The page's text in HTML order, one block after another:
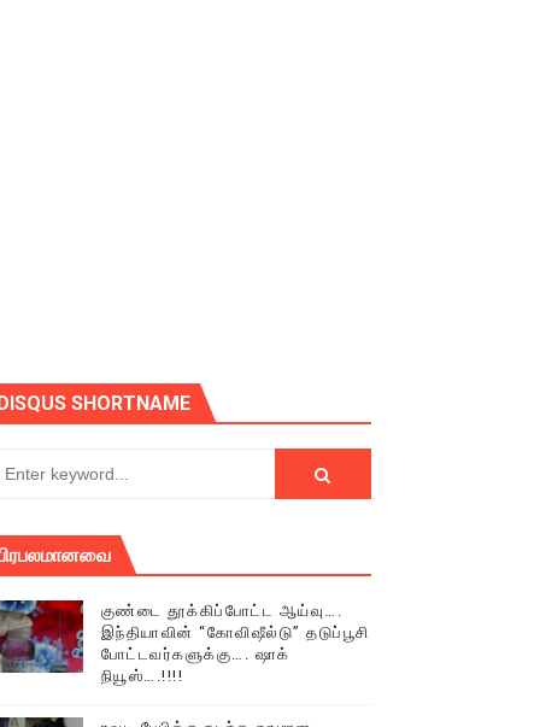
அழைக்கின்றோம்.
(செய்தியும்,படங்களும்..)
SHORTNAME
குண்டை தூக்கிப்போட்ட ஆய்வு….
இந்தியாவின் “கோவிஷீல்டு” தடுப்பூசி
போட்டவர்களுக்கு…. ஷாக்
நியூஸ்….!!!!